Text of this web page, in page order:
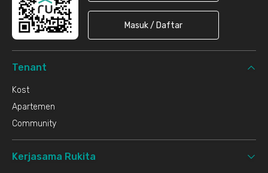
Masuk / Daftar
Tenant
Kost
Apartemen
Community
Kerjasama Rukita